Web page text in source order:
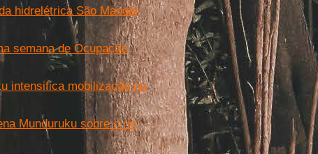
hidrelétrica São Manoel
semana de Ocupação
intensifica mobilização na
Munduruku sobre o rio